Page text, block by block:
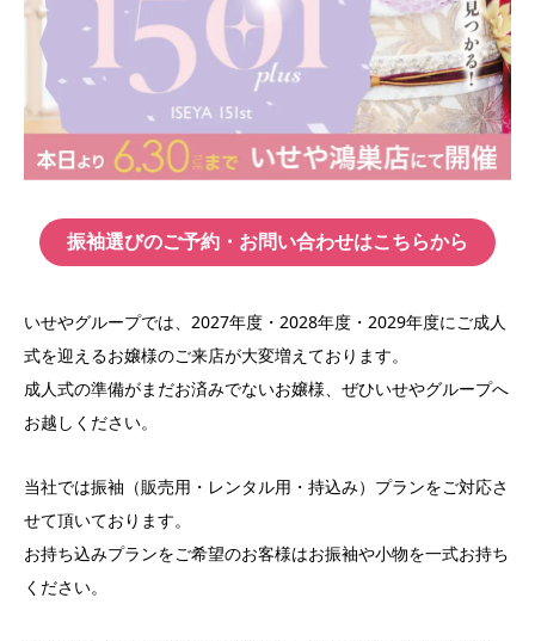
振袖選びのご予約・お問い合わせはこちらから
いせやグループでは、2027年度・2028年度・2029年度にご成人
式を迎えるお嬢様のご来店が大変増えております。
成人式の準備がまだお済みでないお嬢様、ぜひいせやグループへ
お越しください。
当社では振袖（販売用・レンタル用・持込み）プランをご対応さ
せて頂いております。
お持ち込みプランをご希望のお客様はお振袖や小物を一式お持ち
ください。